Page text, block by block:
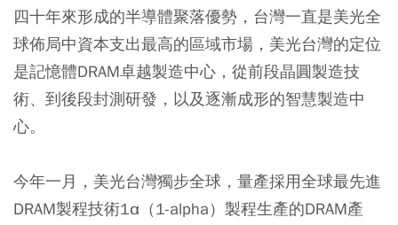
四十年來形成的半導體聚落優勢，台灣一直是美光全
球佈局中資本支出最高的區域市場，美光台灣的定位
是記憶體DRAM卓越製造中心，從前段晶圓製造技
術、到後段封測研發，以及逐漸成形的智慧製造中
心。
今年一月，美光台灣獨步全球，量產採用全球最先進
DRAM製程技術1α（1-alpha）製程生產的DRAM產